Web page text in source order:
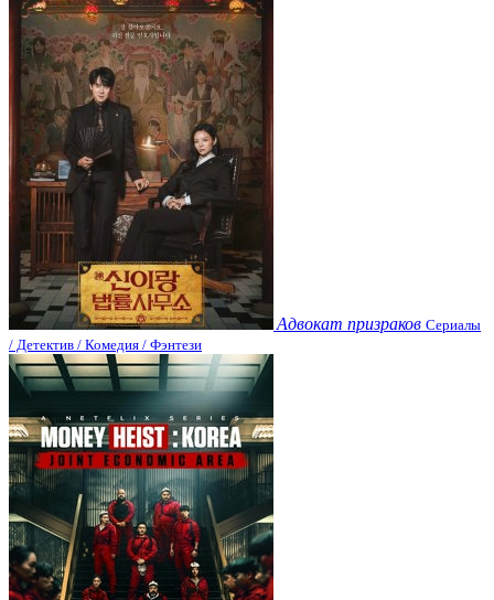
Адвокат призраков Сериалы
/ Детектив / Комедия / Фэнтези